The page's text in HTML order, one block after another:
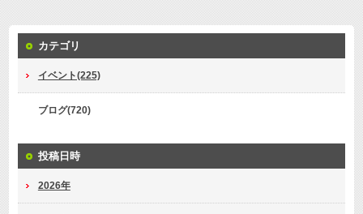
カテゴリ
イベント(225)
ブログ(720)
投稿日時
2026年